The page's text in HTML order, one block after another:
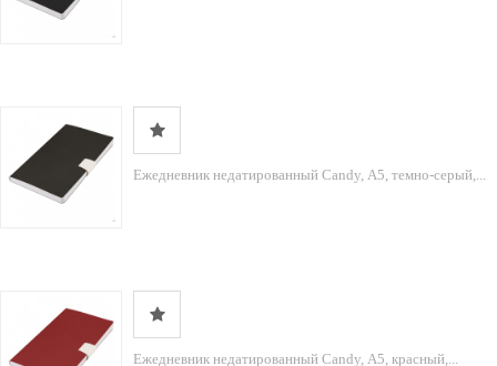
Ежедневник недатированный Candy, А5, темно-серый,...
Ежедневник недатированный Candy, А5, красный,...